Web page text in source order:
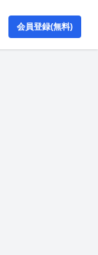
会員登録(無料)